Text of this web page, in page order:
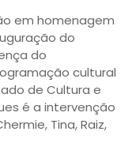
em homenagem
do
do
cultural
de Cultura e
é a intervenção
Tina, Raiz,